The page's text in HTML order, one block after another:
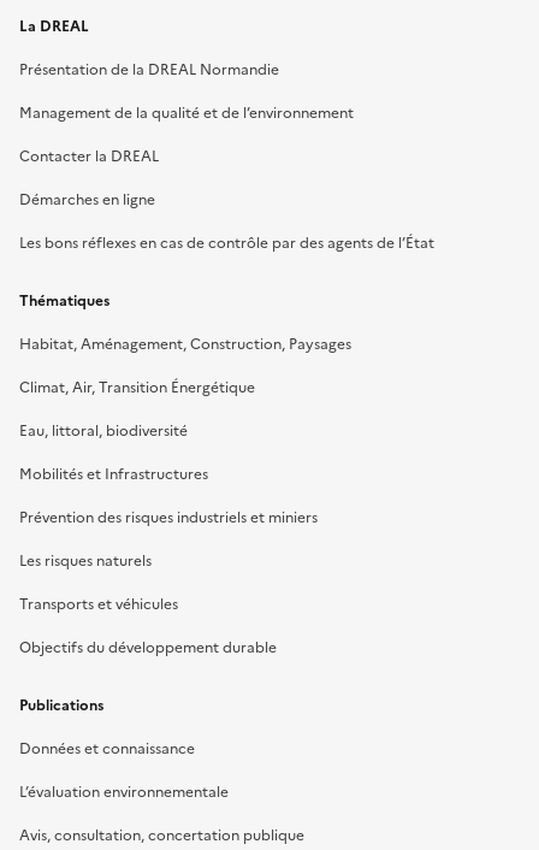
La DREAL
Présentation de la DREAL Normandie
Management de la qualité et de l’environnement
Contacter la DREAL
Démarches en ligne
Les bons réflexes en cas de contrôle par des agents de l’État
Thématiques
Habitat, Aménagement, Construction, Paysages
Climat, Air, Transition Énergétique
Eau, littoral, biodiversité
Mobilités et Infrastructures
Prévention des risques industriels et miniers
Les risques naturels
Transports et véhicules
Objectifs du développement durable
Publications
Données et connaissance
L’évaluation environnementale
Avis, consultation, concertation publique